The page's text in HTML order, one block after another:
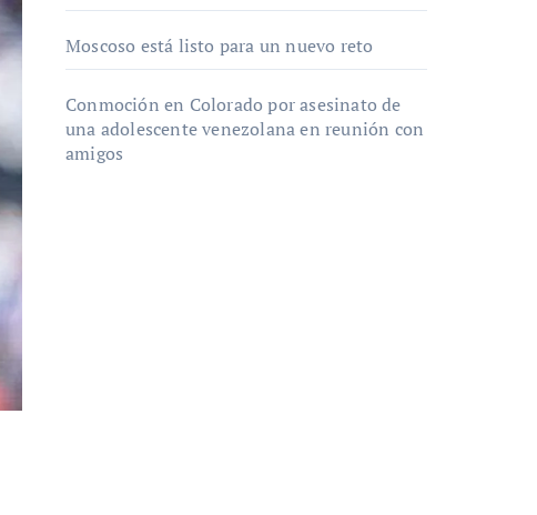
Moscoso está listo para un nuevo reto
Conmoción en Colorado por asesinato de
una adolescente venezolana en reunión con
amigos